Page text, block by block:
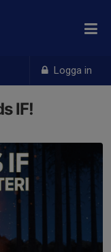
Logga in
IF!